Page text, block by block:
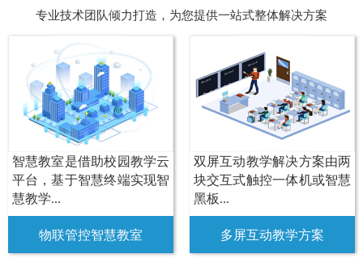
专业技术团队倾力打造，为您提供一站式整体解决方案
智慧教室是借助校园教学云
平台，基于智慧终端实现智
慧教学...
物联管控智慧教室
双屏互动教学解决方案由两
块交互式触控一体机或智慧
黑板...
多屏互动教学方案